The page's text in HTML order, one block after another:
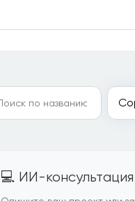
💻 ИИ-